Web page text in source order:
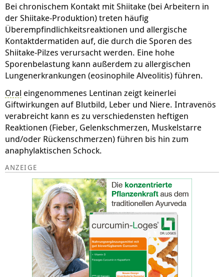
Bei chronischem Kontakt mit Shiitake (bei Arbeitern in
der Shiitake-Produktion) treten häufig
Überempfindlichkeitsreaktionen und allergische
Kontaktdermatiden auf, die durch die Sporen des
Shiitake-Pilzes verursacht werden. Eine hohe
Sporenbelastung kann außerdem zu allergischen
Lungenerkrankungen (eosinophile Alveolitis) führen.
Oral eingenommenes Lentinan zeigt keinerlei
Giftwirkungen auf Blutbild, Leber und Niere. Intravenös
verabreicht kann es zu verschiedensten heftigen
Reaktionen (Fieber, Gelenkschmerzen, Muskelstarre
und/oder Rückenschmerzen) führen bis hin zum
anaphylaktischen Schock.